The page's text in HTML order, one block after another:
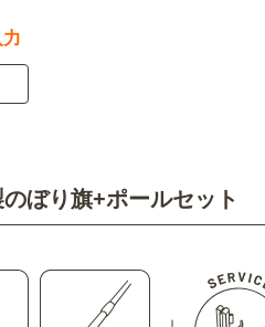
のぼり旗+ポールセット